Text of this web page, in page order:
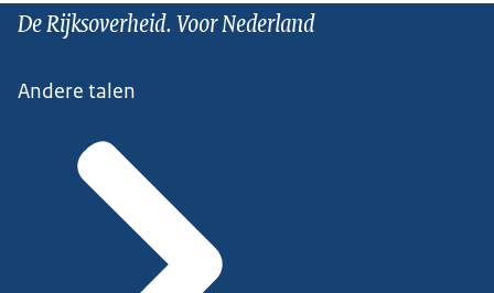
De Rijksoverheid. Voor Nederland
Andere talen